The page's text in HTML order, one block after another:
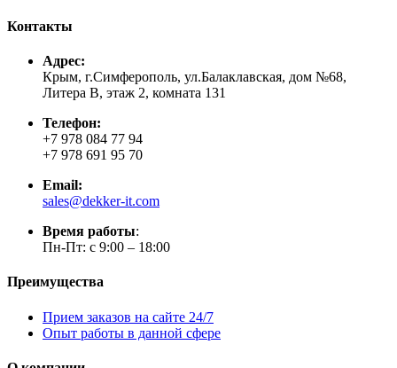
Контакты
Адрес:
Крым, г.Симферополь, ул.Балаклавская, дом №68,
Литера В, этаж 2, комната 131
Телефон:
+7 978 084 77 94
+7 978 691 95 70
Email:
sales@dekker-it.com
Время работы:
Пн-Пт: с 9:00 – 18:00
Преимущества
Прием заказов на сайте 24/7
Опыт работы в данной сфере